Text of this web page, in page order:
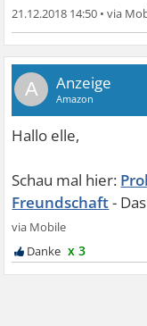
21.12.2018 14:50 •
A
Freundschaft
x 3